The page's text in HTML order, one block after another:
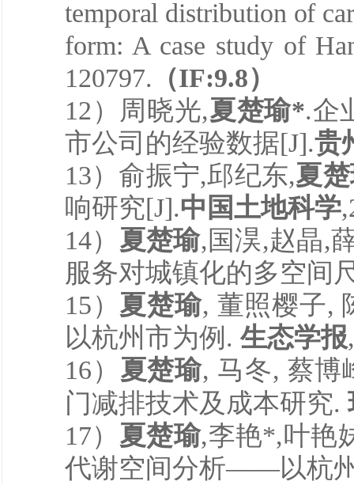
temporal distribution of
form: A case study of
120797. （IF:9.8）
12 ） 周晓光,夏楚瑜*.企
市公司的经验数据[J].贵
13） 俞振宁,邱纪东,夏
响研究[J].中国土地科学
14） 夏楚瑜,国淏,赵晶,
服务对城镇化的多空间
15） 夏楚瑜, 董照樱子,
以杭州市为例. 生态学报
16） 夏楚瑜, 马冬, 蔡博
门减排技术及成本研究.
17） 夏楚瑜,李艳*,叶艳
代谢空间分析——以杭